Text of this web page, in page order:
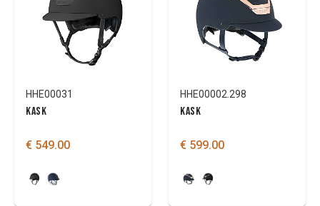
HHE00031
KASK
€ 549.00
HHE00002.298
KASK
€ 599.00